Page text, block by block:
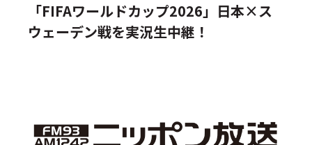
「FIFAワールドカップ2026」日本×ス
ウェーデン戦を実況生中継！